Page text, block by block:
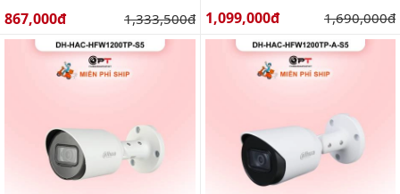
Giá bán:
867,000đ Giá gốc:
1,333,500đ Giá bán:
1,099,000đ Giá gốc:
1,690,000đ